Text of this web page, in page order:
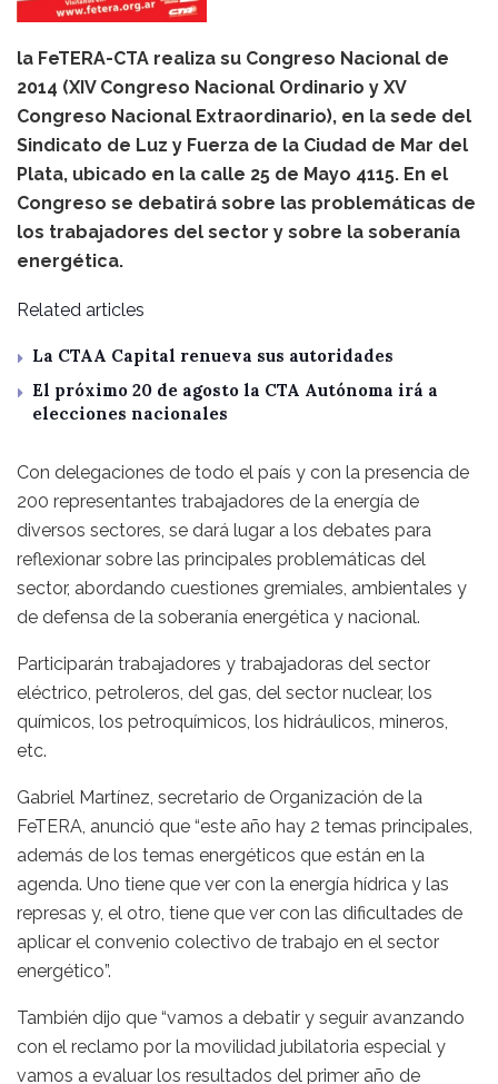
la FeTERA-CTA realiza su Congreso Nacional de
2014 (XIV Congreso Nacional Ordinario y XV
Congreso Nacional Extraordinario), en la sede del
Sindicato de Luz y Fuerza de la Ciudad de Mar del
Plata, ubicado en la calle 25 de Mayo 4115. En el
Congreso se debatirá sobre las problemáticas de
los trabajadores del sector y sobre la soberanía
energética.
Related articles
La CTAA Capital renueva sus autoridades
El próximo 20 de agosto la CTA Autónoma irá a
elecciones nacionales
Con delegaciones de todo el país y con la presencia de
200 representantes trabajadores de la energía de
diversos sectores, se dará lugar a los debates para
reflexionar sobre las principales problemáticas del
sector, abordando cuestiones gremiales, ambientales y
de defensa de la soberanía energética y nacional.
Participarán trabajadores y trabajadoras del sector
eléctrico, petroleros, del gas, del sector nuclear, los
químicos, los petroquímicos, los hidráulicos, mineros,
etc.
Gabriel Martínez, secretario de Organización de la
FeTERA, anunció que “este año hay 2 temas principales,
además de los temas energéticos que están en la
agenda. Uno tiene que ver con la energía hídrica y las
represas y, el otro, tiene que ver con las dificultades de
aplicar el convenio colectivo de trabajo en el sector
energético”.
También dijo que “vamos a debatir y seguir avanzando
con el reclamo por la movilidad jubilatoria especial y
vamos a evaluar los resultados del primer año de